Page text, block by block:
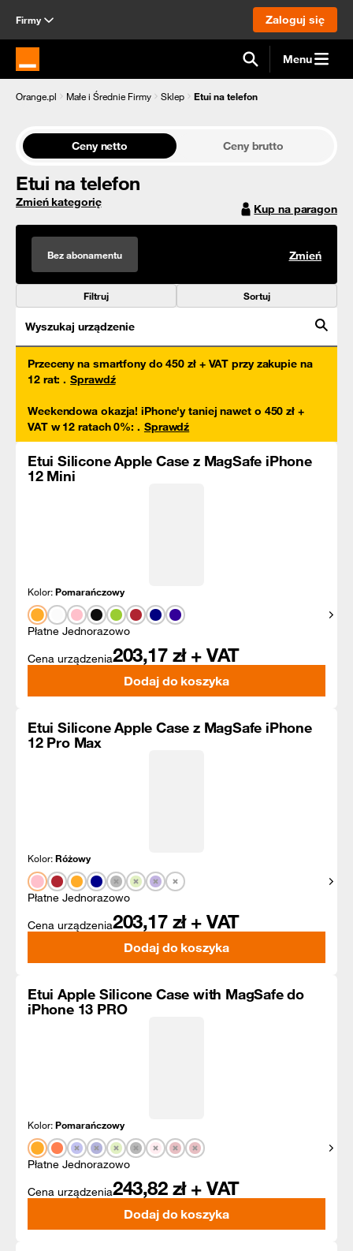
Firmy Zaloguj się
Strona główna Orange.pl Menu
Orange.pl Małe i Średnie Firmy Sklep Etui na telefon
Ceny netto Ceny brutto
Etui na telefon
Zmień kategorię Kup na paragon
Bez abonamentu Zmień
Filtruj Sortuj
Wyszukaj urządzenie
Przeceny na smartfony do 450 zł + VAT przy zakupie na
12 rat: . Sprawdź
Weekendowa okazja! iPhone'y taniej nawet o 450 zł +
VAT w 12 ratach 0%: . Sprawdź
Etui Silicone Apple Case z MagSafe iPhone
12 Mini
Kolor:Pomarańczowy
Płatne Jednorazowo
Cena urządzenia203,17 zł + VAT
Dodaj do koszyka
Etui Silicone Apple Case z MagSafe iPhone
12 Pro Max
Kolor:Różowy
Płatne Jednorazowo
Cena urządzenia203,17 zł + VAT
Dodaj do koszyka
Etui Apple Silicone Case with MagSafe do
iPhone 13 PRO
Kolor:Pomarańczowy
Płatne Jednorazowo
Cena urządzenia243,82 zł + VAT
Dodaj do koszyka